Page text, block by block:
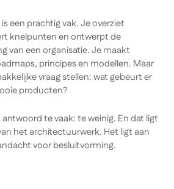
een prachtig vak. Je overziet
knelpunten en ontwerpt de
van een organisatie. Je maakt
principes en modellen. Maar
vraag stellen: wat gebeurt er
producten?
te vaak: te weinig. En dat ligt
het architectuurwerk. Het ligt aan
voor besluitvorming.